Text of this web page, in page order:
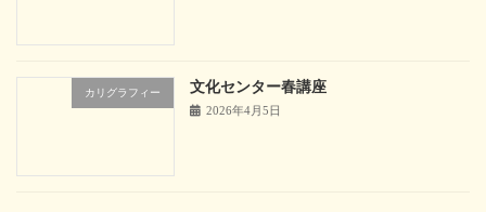
カリグラフィー 文化センター春講座
2026年4月5日